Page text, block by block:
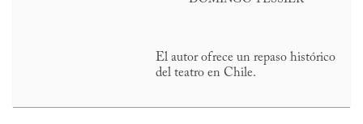
El autor ofrece un repaso histórico
del teatro en Chile.